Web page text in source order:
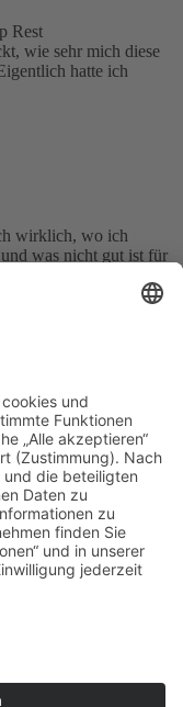
Rest
wie sehr mich diese
hatte ich
wirklich, wo ich
was nicht gut ist für